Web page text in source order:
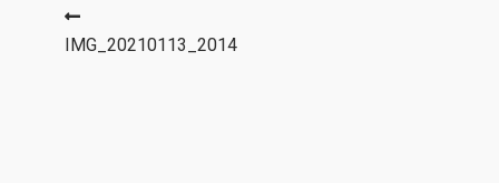
Navigation
deprécédent :
IMG_20210113_2014